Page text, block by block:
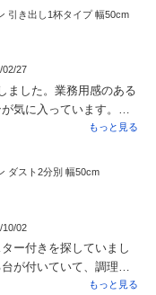
あるようですが、それ
ルセンターにご連絡し
で、ここに書かせて頂
は必要はないので、不
今も同じシリーズで検
、ご返答下さいませ。
引き出し1杯タイプ 幅50cm
02/27
ました。業務用感のある
気に入っています。品
です。程よいサイズ感
「二つは並べて、もう
に自在に置けるので重
もっと見る
ダスト2分別 幅50cm
10/02
ー付きを探していまし
が付いていて、調理中
使え便利です。中のゴミ
もっと見る